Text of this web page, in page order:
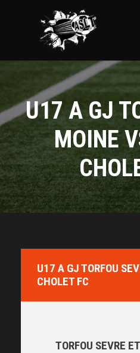
U17 A GJ
MOINE
U17 A GJ TORFOU
CHOLET FC
TORFOU SEVRE